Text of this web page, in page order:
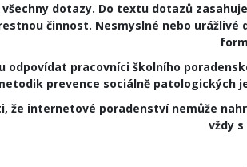
dotazy. Do textu dotazů
činnost. Nesmyslné nebo
odpovídat pracovníci školního
prevence sociálně patologických
že internetové poradenství nemůže
vždy